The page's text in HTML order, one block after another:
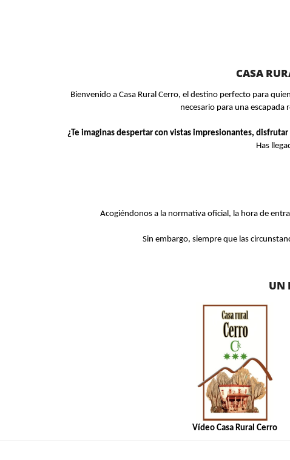
CASA
Bienvenido a Casa Rural Cerro, el destino perfecto para
necesario para una escapada
¿Te imaginas despertar con vistas impresionantes,
Has
Acogiéndonos a la normativa oficial, la hora de
Sin embargo, siempre que las
UN
Vídeo Casa Rural Cerro